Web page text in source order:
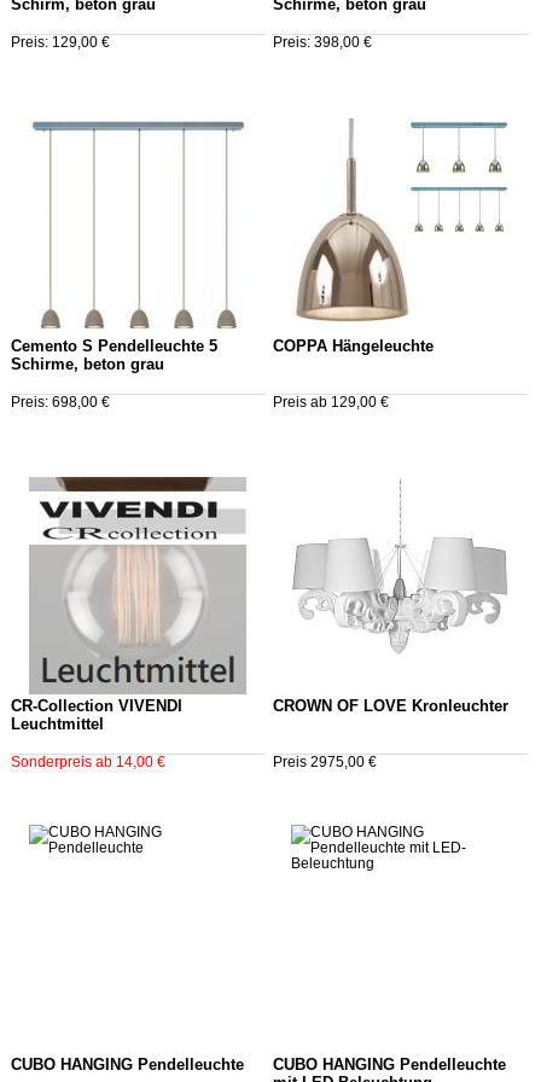
Schirm, beton grau
Preis: 129,00 €
Schirme, beton grau
Preis: 398,00 €
Cemento S Pendelleuchte 5
Schirme, beton grau
Preis: 698,00 €
COPPA Hängeleuchte
Preis ab 129,00 €
CR-Collection VIVENDI
Leuchtmittel
Sonderpreis ab 14,00 €
CROWN OF LOVE Kronleuchter
Preis 2975,00 €
CUBO HANGING Pendelleuchte
CUBO HANGING Pendelleuchte